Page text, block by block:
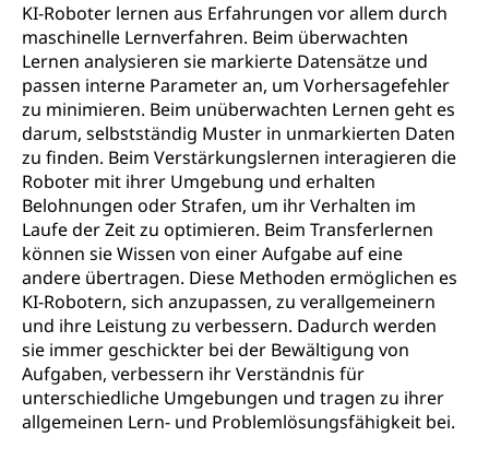
KI-Roboter lernen aus Erfahrungen vor allem durch
maschinelle Lernverfahren. Beim überwachten
Lernen analysieren sie markierte Datensätze und
passen interne Parameter an, um Vorhersagefehler
zu minimieren. Beim unüberwachten Lernen geht es
darum, selbstständig Muster in unmarkierten Daten
zu finden. Beim Verstärkungslernen interagieren die
Roboter mit ihrer Umgebung und erhalten
Belohnungen oder Strafen, um ihr Verhalten im
Laufe der Zeit zu optimieren. Beim Transferlernen
können sie Wissen von einer Aufgabe auf eine
andere übertragen. Diese Methoden ermöglichen es
KI-Robotern, sich anzupassen, zu verallgemeinern
und ihre Leistung zu verbessern. Dadurch werden
sie immer geschickter bei der Bewältigung von
Aufgaben, verbessern ihr Verständnis für
unterschiedliche Umgebungen und tragen zu ihrer
allgemeinen Lern- und Problemlösungsfähigkeit bei.